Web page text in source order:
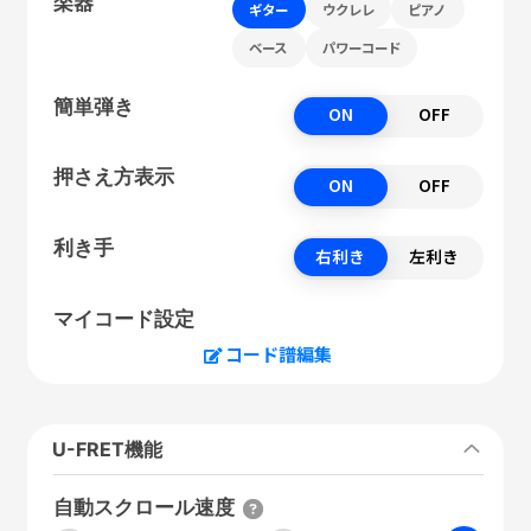
ギター ウクレレ ピアノ
ベース パワーコード
簡単弾き ON OFF
押さえ方表示 ON OFF
利き手 右利き 左利き
マイコード設定
コード譜編集
U-FRET機能
自動スクロール速度